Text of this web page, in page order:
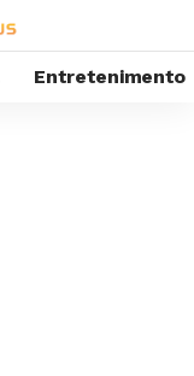
Entretenimento